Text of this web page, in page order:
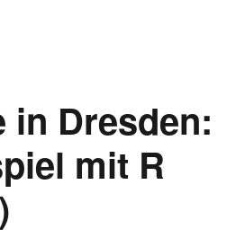
Dresden:
mit R